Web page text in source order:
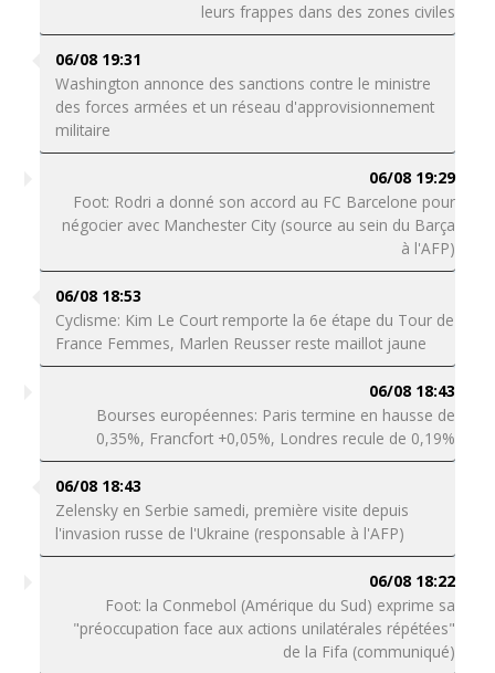
leurs frappes dans des zones civiles
06/08 19:31
Washington annonce des sanctions contre le ministre
des forces armées et un réseau d'approvisionnement
militaire
06/08 19:29
Foot: Rodri a donné son accord au FC Barcelone pour
négocier avec Manchester City (source au sein du Barça
à l'AFP)
06/08 18:53
Cyclisme: Kim Le Court remporte la 6e étape du Tour de
France Femmes, Marlen Reusser reste maillot jaune
06/08 18:43
Bourses européennes: Paris termine en hausse de
0,35%, Francfort +0,05%, Londres recule de 0,19%
06/08 18:43
Zelensky en Serbie samedi, première visite depuis
l'invasion russe de l'Ukraine (responsable à l'AFP)
06/08 18:22
Foot: la Conmebol (Amérique du Sud) exprime sa
"préoccupation face aux actions unilatérales répétées"
de la Fifa (communiqué)